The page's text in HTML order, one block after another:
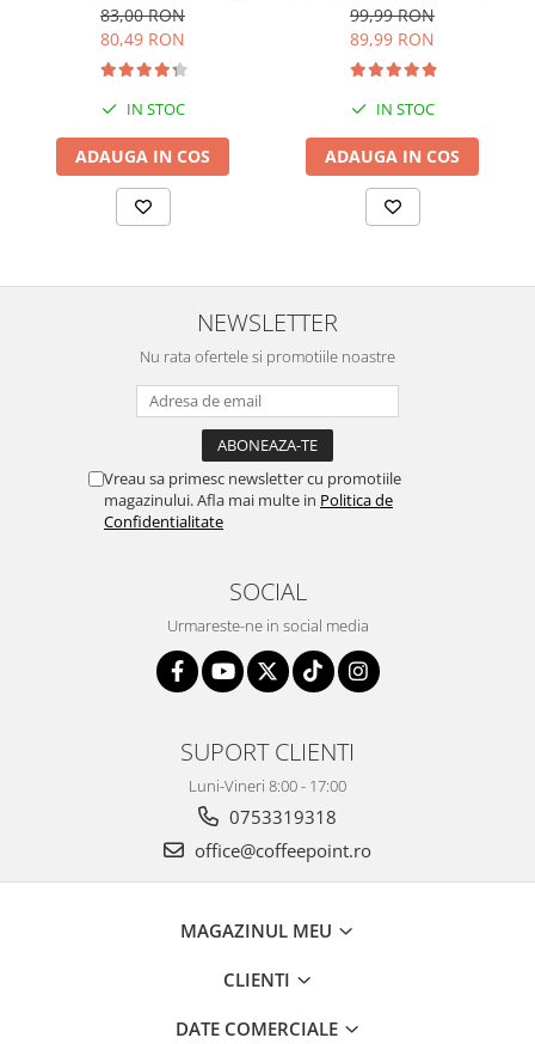
83,00 RON
80,49 RON
IN STOC
ADAUGA IN COS
99,99 RON
89,99 RON
IN STOC
ADAUGA IN COS
NEWSLETTER
Nu rata ofertele si promotiile noastre
Vreau sa primesc newsletter cu promotiile
magazinului. Afla mai multe in Politica de
Confidentialitate
SOCIAL
Urmareste-ne in social media
SUPORT CLIENTI
Luni-Vineri 8:00 - 17:00
0753319318
office@coffeepoint.ro
MAGAZINUL MEU
CLIENTI
DATE COMERCIALE